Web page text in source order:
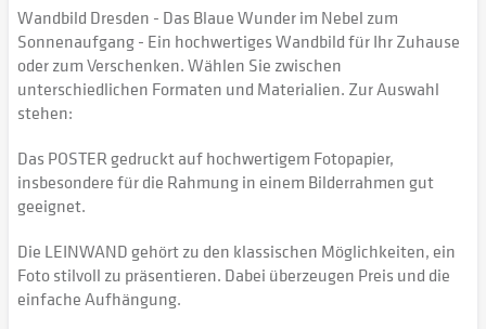
Wandbild Dresden - Das Blaue Wunder im Nebel zum
Sonnenaufgang - Ein hochwertiges Wandbild für Ihr Zuhause
oder zum Verschenken. Wählen Sie zwischen
unterschiedlichen Formaten und Materialien. Zur Auswahl
stehen:
Das POSTER gedruckt auf hochwertigem Fotopapier,
insbesondere für die Rahmung in einem Bilderrahmen gut
geeignet.
Die LEINWAND gehört zu den klassischen Möglichkeiten, ein
Foto stilvoll zu präsentieren. Dabei überzeugen Preis und die
einfache Aufhängung.